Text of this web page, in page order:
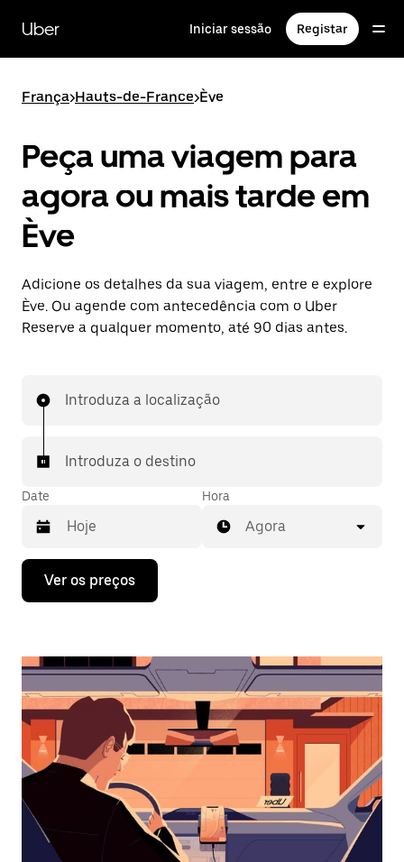
para
conteúdo
Uber Iniciar sessão Registar
França>Hauts-de-France>Ève
Peça uma viagem para
agora ou mais tarde em
Ève
Adicione os detalhes da sua viagem, entre e explore
Ève. Ou agende com antecedência com o Uber
Reserve a qualquer momento, até 90 dias antes.
Introduza a localização
Introduza o destino
Date
Prima
tecla
interagir
o
calendário
selecionar
uma
data.
Prima
o
botão
Hora
Agora
Ver os preços